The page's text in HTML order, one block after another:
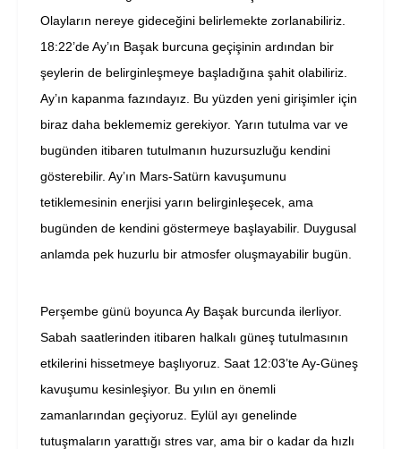
Olayların nereye gideceğini belirlemekte zorlanabiliriz.
18:22’de Ay’ın Başak burcuna geçişinin ardından bir
şeylerin de belirginleşmeye başladığına şahit olabiliriz.
Ay’ın kapanma fazındayız. Bu yüzden yeni girişimler için
biraz daha beklememiz gerekiyor. Yarın tutulma var ve
bugünden itibaren tutulmanın huzursuzluğu kendini
gösterebilir. Ay’ın Mars-Satürn kavuşumunu
tetiklemesinin enerjisi yarın belirginleşecek, ama
bugünden de kendini göstermeye başlayabilir. Duygusal
anlamda pek huzurlu bir atmosfer oluşmayabilir bugün.
Perşembe günü boyunca Ay Başak burcunda ilerliyor.
Sabah saatlerinden itibaren halkalı güneş tutulmasının
etkilerini hissetmeye başlıyoruz. Saat 12:03’te Ay-Güneş
kavuşumu kesinleşiyor. Bu yılın en önemli
zamanlarından geçiyoruz. Eylül ayı genelinde
tutuşmaların yarattığı stres var, ama bir o kadar da hızlı